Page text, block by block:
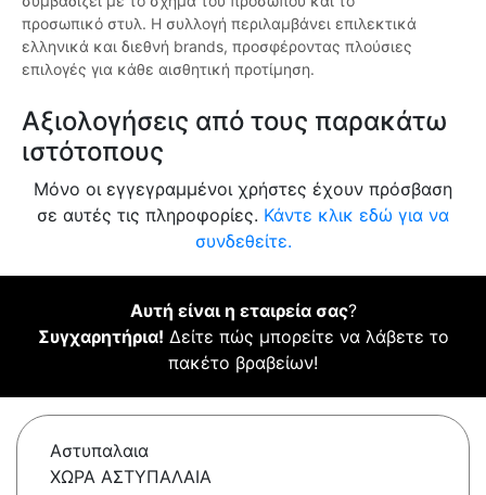
προσωπικό στυλ. Η συλλογή περιλαμβάνει επιλεκτικά
ελληνικά και διεθνή brands, προσφέροντας πλούσιες
επιλογές για κάθε αισθητική προτίμηση.
Αξιολογήσεις από τους παρακάτω
ιστότοπους
Μόνο οι εγγεγραμμένοι χρήστες έχουν πρόσβαση
σε αυτές τις πληροφορίες. Κάντε κλικ εδώ για να
συνδεθείτε.
Αυτή είναι η εταιρεία σας?
Συγχαρητήρια! Δείτε πώς μπορείτε να λάβετε το
πακέτο βραβείων!
Αστυπαλαια
ΧΩΡΑ ΑΣΤΥΠΑΛΑΙΑ